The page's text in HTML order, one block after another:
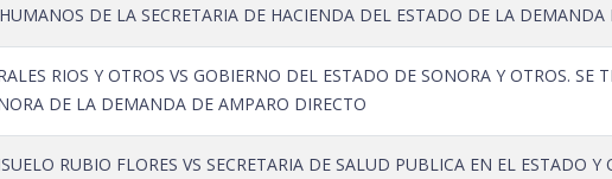
DE LA SECRETARIA DE HACIENDA DEL ESTADO DE LA
RIOS Y OTROS VS GOBIERNO DEL ESTADO DE SONORA Y OTROS. SE
DE LA DEMANDA DE AMPARO DIRECTO
RUBIO FLORES VS SECRETARIA DE SALUD PUBLICA EN EL ESTADO Y